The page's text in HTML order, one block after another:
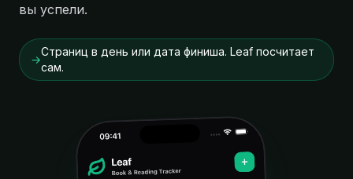
вы успели.
→
Страниц в день или дата финиша. Leaf посчитает
сам.